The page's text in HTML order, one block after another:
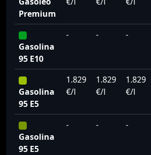
Premium
Gasolina
95 E10
- - -
Gasolina
95 E5
1.829
€/l
1.829
€/l
1.829
€/l
Gasolina
95 E5
- - -